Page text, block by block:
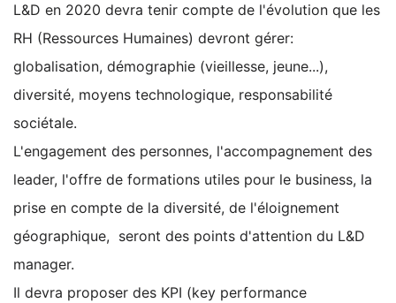
L&D en 2020 devra tenir compte de l'évolution que les
RH (Ressources Humaines) devront gérer:
globalisation, démographie (vieillesse, jeune...),
diversité, moyens technologique, responsabilité
sociétale.
L'engagement des personnes, l'accompagnement des
leader, l'offre de formations utiles pour le business, la
prise en compte de la diversité, de l'éloignement
géographique, seront des points d'attention du L&D
manager.
Il devra proposer des KPI (key performance